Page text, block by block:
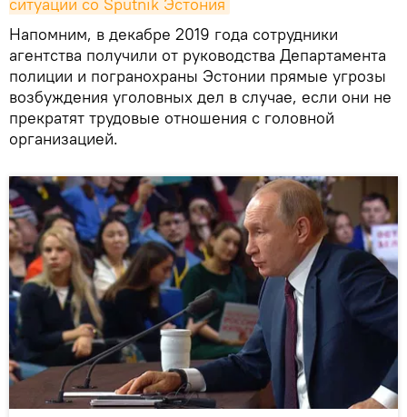
Напомним, в декабре 2019 года сотрудники
агентства получили от руководства Департамента
полиции и погранохраны Эстонии прямые угрозы
возбуждения уголовных дел в случае, если они не
прекратят трудовые отношения с головной
организацией.